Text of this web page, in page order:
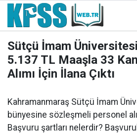
Sütçü İmam
5.137 TL Maaşla 33
Alımı İçin İlana Çıktı
Kahramanmaraş Sütçü İmam
bünyesine sözleşmeli personel
Başvuru şartları nelerdir?